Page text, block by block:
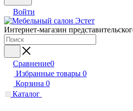
Войти
Интернет-магазин
Сравнение0
Избранные товары 0
Корзина 0
Каталог